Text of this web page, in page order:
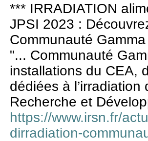
*** IRRADIATION
JPSI 2023 :
Communauté Gamma
"... Communauté
installations du CEA,
dédiées à
Recherche et
https://www.irsn.fr/
dirradiation-